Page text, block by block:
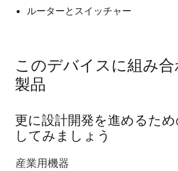
ルーターとスイッチャー
このデバイスに組み
製品
更に設計開発を進めるた
してみましょう
産業用機器